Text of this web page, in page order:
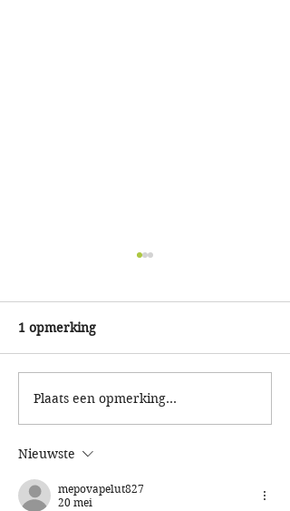
Paasspeurtocht 2e
Paasdag
1 opmerking
Plaats een opmerking...
Nieuwste
mepovapelut827
20 mei